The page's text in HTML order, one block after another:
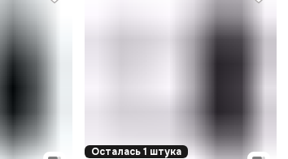
Осталась 1 штука